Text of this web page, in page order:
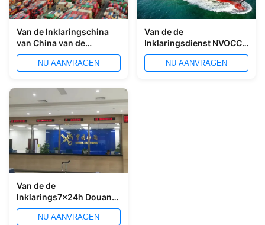
Van de Inklaringschina
van China van de
Xiamenhaven de de
Douaneaangiftedienst
NU AANVRAGEN
Van de de
Inklaringsdienst NVOCC
China van China van de
Shekouhaven de
NU AANVRAGEN
Van de de
Inklarings7x24h Douane
van China van de
Ningbohaven de
NU AANVRAGEN